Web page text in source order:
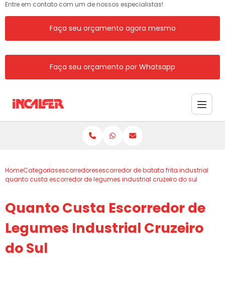
Entre em contato com um de nossos especialistas!
Faça seu orçamento agora mesmo
Faça seu orçamento por Whatsapp
HomeCategoriasescorredoresescorredor de batata frita industrial
quanto custa escorredor de legumes industrial cruzeiro do sul
Quanto Custa Escorredor de
Legumes Industrial Cruzeiro
do Sul